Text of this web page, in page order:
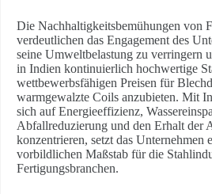
Die Nachhaltigkeitsbemühungen von
verdeutlichen das Engagement des
seine Umweltbelastung zu verringern
in Indien kontinuierlich hochwertige
wettbewerbsfähigen Preisen für
warmgewalzte Coils anzubieten. Mit
sich auf Energieeffizienz,
Abfallreduzierung und den Erhalt der
konzentrieren, setzt das Unternehmen
vorbildlichen Maßstab für die
Fertigungsbranchen.